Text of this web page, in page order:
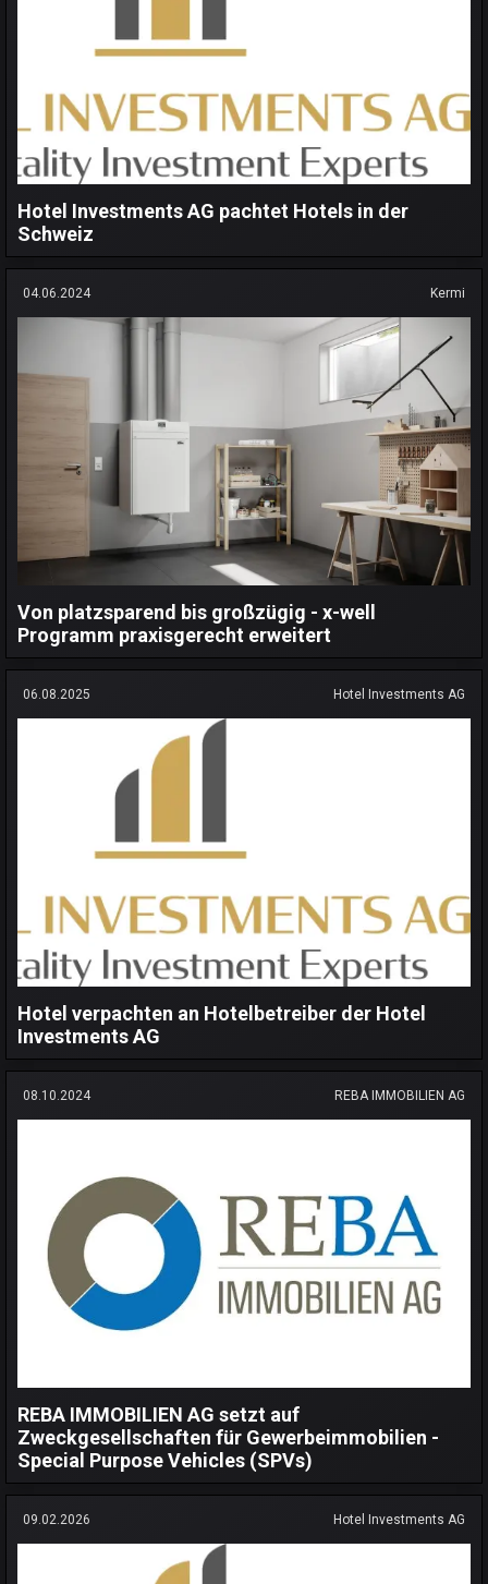
Hotel Investments AG pachtet Hotels in der
Schweiz
04.06.2024 Kermi
Von platzsparend bis großzügig - x-well
Programm praxisgerecht erweitert
06.08.2025 Hotel Investments AG
Hotel verpachten an Hotelbetreiber der Hotel
Investments AG
08.10.2024 REBA IMMOBILIEN AG
REBA IMMOBILIEN AG setzt auf
Zweckgesellschaften für Gewerbeimmobilien -
Special Purpose Vehicles (SPVs)
09.02.2026 Hotel Investments AG